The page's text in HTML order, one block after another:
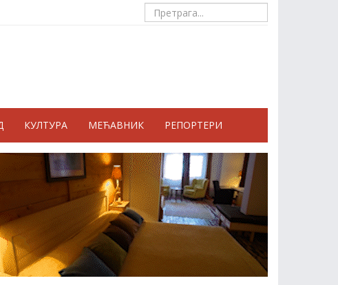
КУЛТУРА МЕЋАВНИК РЕПОРТЕРИ